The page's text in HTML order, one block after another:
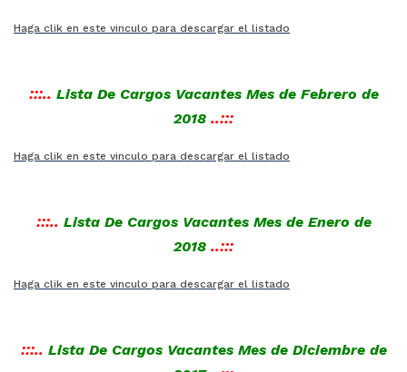
Haga clik en este vinculo para descargar el listado
:::.. Lista De Cargos Vacantes Mes de Febrero de
2018 ..:::
Haga clik en este vinculo para descargar el listado
:::.. Lista De Cargos Vacantes Mes de Enero de
2018 ..:::
Haga clik en este vinculo para descargar el listado
:::.. Lista De Cargos Vacantes Mes de Diciembre de